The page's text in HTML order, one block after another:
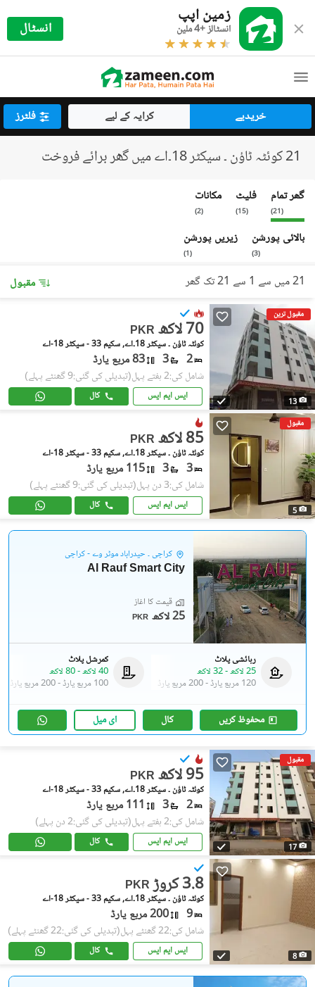
زمین اپپ
انسٹالز +4 ملین انسٹال
خریدیے کرایہ کے لیے فلٹرز
21 کوئٹہ ٹاؤن ۔ سیکٹر 18۔اے میں گھر برائے فروخت
گھر تمام
(
21
)
فلیٹ
(
15
)
مکانات
(
2
)
بالائی پورشن
(
3
)
زیریں پورشن
(
1
)
21 میں سے 1 سے 21 تک گھر مقبول
مقبول ترین
13
PKR 70 لاکھ
کوئٹہ ٹاؤن ۔ سیکٹر 18۔اے, سکیم 33 - سیکٹر 18-اے
2
3 83 مربع یارڈ
شامل کی:2 ہفتے پہل (تبدیلی کی گئی:9 گھنٹے پہلے)
ایس ایم ایس کال
مقبول
5
PKR 85 لاکھ
کوئٹہ ٹاؤن ۔ سیکٹر 18۔اے, سکیم 33 - سیکٹر 18-اے
3
3 115 مربع یارڈ
شامل کی:3 دن پہل (تبدیلی کی گئی:9 گھنٹے پہلے)
ایس ایم ایس کال
کراچی ۔ حیدرآباد موٹر وے - کراچی
Al Rauf Smart City
قیمت کا آغاز
PKR 25 لاکھ
رہائشی پلاٹ
25 لاکھ
-32 لاکھ
120 مربع یارڈ
-200 مربع یارڈ
کمرشل پلاٹ
40 لاکھ
-80 لاکھ
100 مربع یارڈ
-200 مربع یارڈ
محفوظ کریں کال ای میل
مقبول
17
PKR 95 لاکھ
کوئٹہ ٹاؤن ۔ سیکٹر 18۔اے, سکیم 33 - سیکٹر 18-اے
2
3 111 مربع یارڈ
شامل کی:2 ہفتے پہل (تبدیلی کی گئی:2 دن پہلے)
ایس ایم ایس کال
8
PKR 3.8 کروڑ
کوئٹہ ٹاؤن ۔ سیکٹر 18۔اے, سکیم 33 - سیکٹر 18-اے
9 200 مربع یارڈ
شامل کی:22 گھنٹے پہل (تبدیلی کی گئی:22 گھنٹے پہلے)
ایس ایم ایس کال